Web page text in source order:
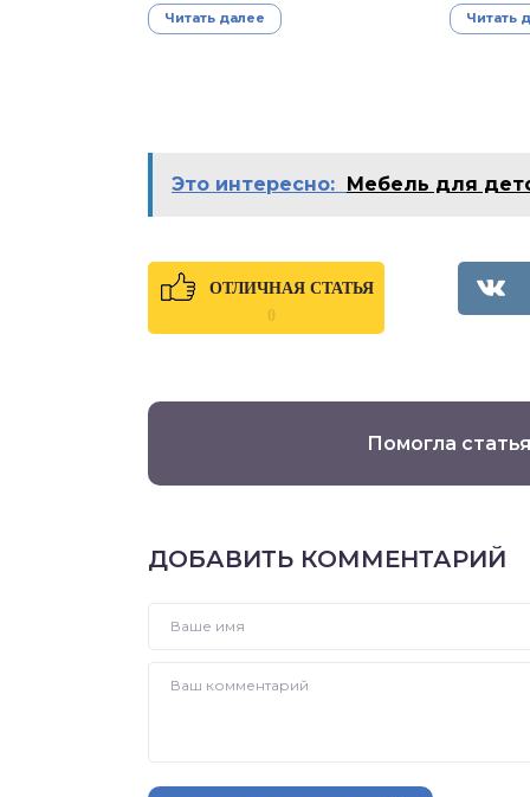
Читать далее Читать
Это интересно: Мебель для
ОТЛИЧНАЯ СТАТЬЯ
0
Помогла
ДОБАВИТЬ КОММЕНТАРИЙ